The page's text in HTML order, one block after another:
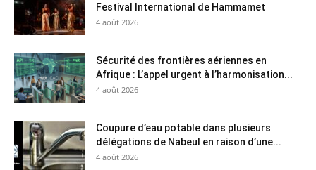
Festival International de Hammamet
4 août 2026
Sécurité des frontières aériennes en
Afrique : L’appel urgent à l’harmonisation...
4 août 2026
Coupure d’eau potable dans plusieurs
délégations de Nabeul en raison d’une...
4 août 2026